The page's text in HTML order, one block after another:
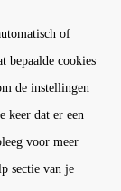
of
bepaalde cookies
de instellingen
keer dat er een
voor meer
sectie van je